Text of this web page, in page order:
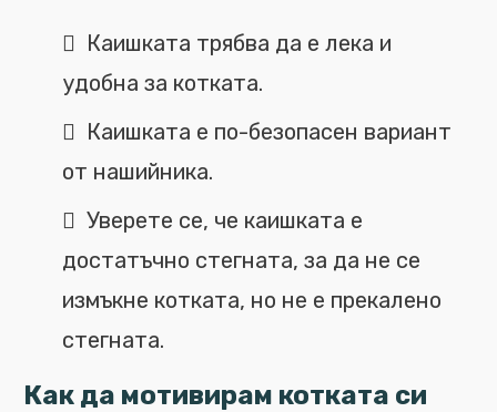
Каишката трябва да е лека и
удобна за котката.
Каишката е по-безопасен вариант
от нашийника.
Уверете се, че каишката е
достатъчно стегната, за да не се
измъкне котката, но не е прекалено
стегната.
Как да мотивирам котката си